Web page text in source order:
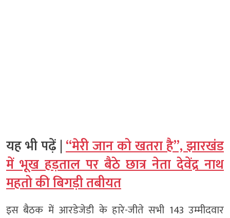
यह भी पढ़ें |“मेरी जान को खतरा है”, झारखंड
में भूख हड़ताल पर बैठे छात्र नेता देवेंद्र नाथ
महतो की बिगड़ी तबीयत
इस बैठक में आरडेजेडी के हारे-जीते सभी 143 उम्मीदवार